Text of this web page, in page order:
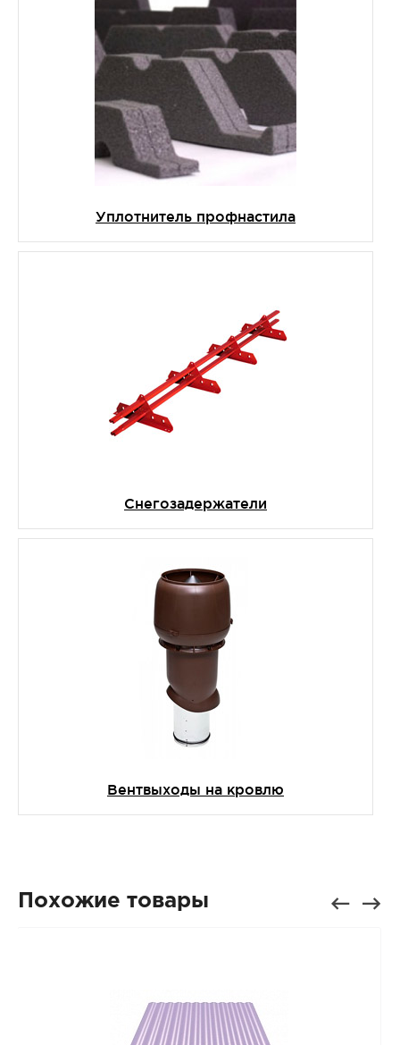
Уплотнитель профнастила
Снегозадержатели
Вентвыходы на кровлю
Похожие товары